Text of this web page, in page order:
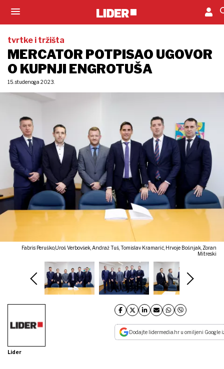
tvrtke i tržišta
MERCATOR POTPISAO UGOVOR
O KUPNJI ENGROTUŠA
15. studenoga 2023.
Fabris Peruško,Uroš Verbovšek, Andraž Tuš, Tomislav Kramarić, Hrvoje Bošnjak, Zoran
Mitreski
Lider
Dodajte lidermedia.hr u omiljeni Google